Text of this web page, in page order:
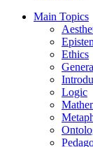
Main Topics
Ethics
Logic